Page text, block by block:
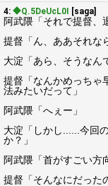
4: ◆Q.5DeUcL0I [saga]
阿武隈「それで提督、
提督「ん、ああそれな
大淀「あら、そうなん
提督「なんかめっちゃ
法みたいだって」
阿武隈「へぇー」
大淀「しかし......今回
か？」
阿武隈「首がすごい方
提督「そんなにだった